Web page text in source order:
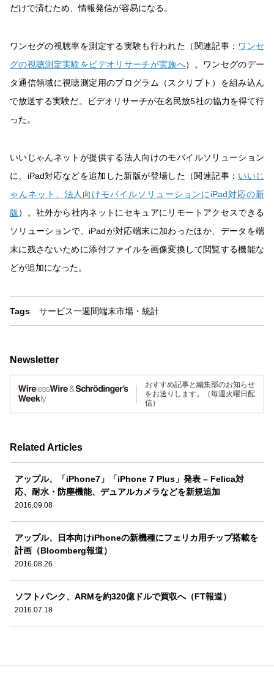
だけで済むため、情報発信が容易になる。
ワンセグの視聴率を測定する実験も行われた（関連記事： ワンセ
グの視聴測定実験をビデオリサーチが実施へ）。ワンセグのデー
タ通信領域に視聴測定用のプログラム（スクリプト）を組み込ん
で放送する実験だ。ビデオリサーチが在名民放5社の協力を得て行
った。
いいじゃんネットが提供する法人向けのモバイルソリューション
に、iPad対応などを追加した新版が登場した（関連記事： いいじ
ゃんネット、法人向けモバイルソリューションにiPad対応の新
版）。社外から社内ネットにセキュアにリモートアクセスできる
ソリューションで、iPadが対応端末に加わったほか、データを端
末に残さないために添付ファイルを画像変換して閲覧する機能な
どが追加になった。
Tags サービス一週間端末市場・統計
Newsletter
おすすめ記事と編集部のお知らせ
をお送りします。（毎週火曜日配
信）
Related Articles
アップル、「iPhone7」「iPhone 7 Plus」発表 – Felica対
応、耐水・防塵機能、デュアルカメラなどを新規追加
2016.09.08
アップル、日本向けiPhoneの新機種にフェリカ用チップ搭載を
計画（Bloomberg報道）
2016.08.26
ソフトバンク、ARMを約320億ドルで買収へ（FT報道）
2016.07.18